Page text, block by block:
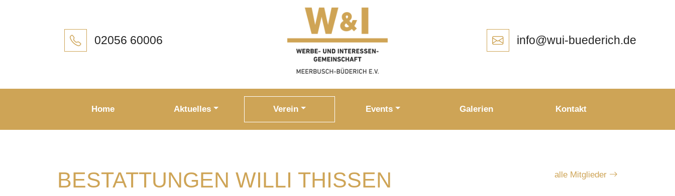
02056 60006 info@wui-buederich.de
Home Aktuelles Verein Events Galerien Kontakt
BESTATTUNGEN WILLI THISSEN alle Mitglieder